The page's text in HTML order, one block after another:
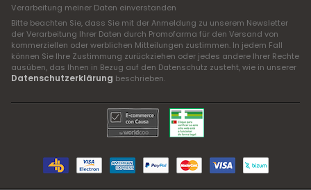
Verarbeitung meiner Daten einverstanden
Bitte beachten Sie, dass Sie mit der Anmeldung zu unserem Newsletter
der Verarbeitung Ihrer Daten durch Promofarma für den Versand von
kommerziellen oder werblichen Mitteilungen zustimmen. In jedem Fall
können Sie Ihre Zustimmung zurückziehen oder jedes andere Ihrer Rechte
ausüben, das Ihnen in Bezug auf den Datenschutz zusteht, wie in unserer
Datenschutzerklärung beschrieben.